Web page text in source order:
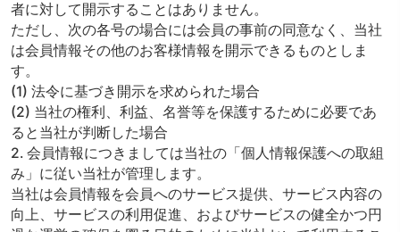
者に対して開示することはありません。
ただし、次の各号の場合には会員の事前の同意なく、当社
は会員情報その他のお客様情報を開示できるものとしま
す。
(1) 法令に基づき開示を求められた場合
(2) 当社の権利、利益、名誉等を保護するために必要であ
ると当社が判断した場合
2. 会員情報につきましては当社の「個人情報保護への取組
み」に従い当社が管理します。
当社は会員情報を会員へのサービス提供、サービス内容の
向上、サービスの利用促進、およびサービスの健全かつ円